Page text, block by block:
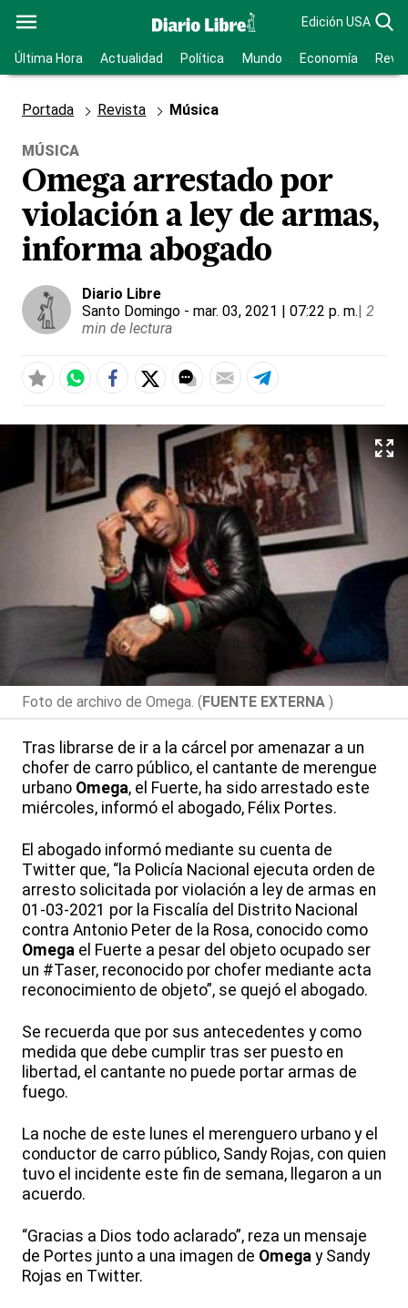
Edición USA
Última Hora Actualidad Política Mundo Economía
Portada Revista Música
MÚSICA
Omega arrestado por
violación a ley de armas,
informa abogado
Diario Libre
Santo Domingo - mar. 03, 2021 | 07:22 p. m.| 2
min de lectura
Foto de archivo de Omega. (FUENTE EXTERNA )
Tras librarse de ir a la cárcel por amenazar a un
chofer de carro público, el cantante de merengue
urbano Omega, el Fuerte, ha sido arrestado este
miércoles, informó el abogado, Félix Portes.
El abogado informó mediante su cuenta de
Twitter que, “la Policía Nacional ejecuta orden de
arresto solicitada por violación a ley de armas en
01-03-2021 por la Fiscalía del Distrito Nacional
contra Antonio Peter de la Rosa, conocido como
Omega el Fuerte a pesar del objeto ocupado ser
un #Taser, reconocido por chofer mediante acta
reconocimiento de objeto”, se quejó el abogado.
Se recuerda que por sus antecedentes y como
medida que debe cumplir tras ser puesto en
libertad, el cantante no puede portar armas de
fuego.
La noche de este lunes el merenguero urbano y el
conductor de carro público, Sandy Rojas, con quien
tuvo el incidente este fin de semana, llegaron a un
acuerdo.
“Gracias a Dios todo aclarado”, reza un mensaje
de Portes junto a una imagen de Omega y Sandy
Rojas en Twitter.